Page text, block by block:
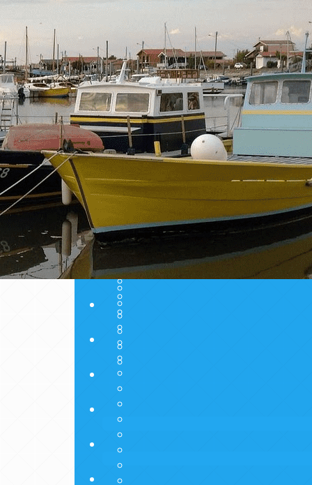
Exporter les lignes sélectionnées
Exporter toutes les colonnes
Exporter uniquement les colonnes affichées
Menu
Ajoutez un logo, un bouton, des réseaux
Cliquez pour éditer